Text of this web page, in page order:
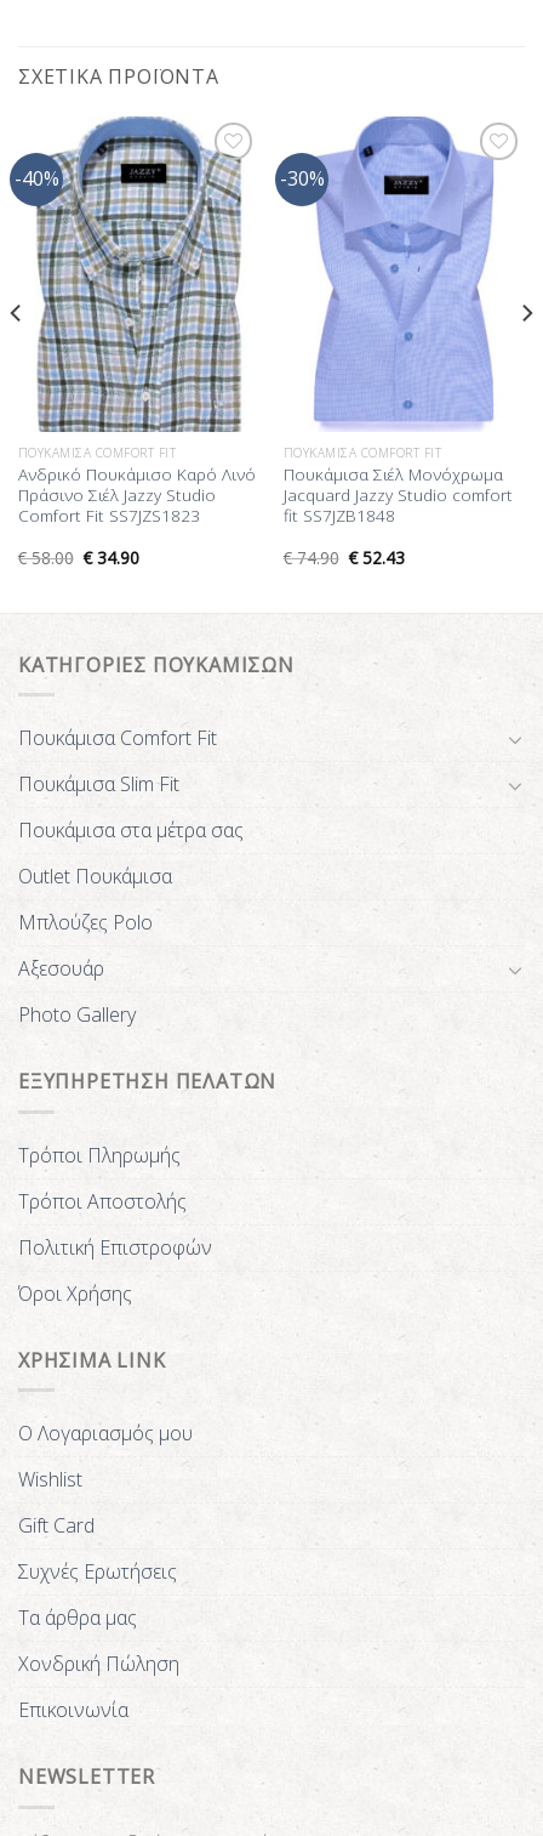
ΣΧΕΤΙΚΆ ΠΡΟΪΌΝΤΑ
-40%
Προσθήκη
στη Λίστα
Επιθυμίας
ΠΟΥΚΆΜΙΣΑ COMFORT FIT
Ανδρικό Πουκάμισο Καρό Λινό
Πράσινο Σιέλ Jazzy Studio
Comfort Fit SS7JZS1823
€58.00 €34.90
-30%
στη Λίστα
Επιθυμίας
ΠΟΥΚΆΜΙΣΑ COMFORT FIT
Πουκάμισα Σιέλ Μονόχρωμα
Jacquard Jazzy Studio comfort
fit SS7JZB1848
€74.90 €52.43
ΚΑΤΗΓΟΡΙΕΣ ΠΟΥΚΑΜΙΣΩΝ
Πουκάμισα Comfort Fit
Πουκάμισα Slim Fit
Πουκάμισα στα μέτρα σας
Outlet Πουκάμισα
Μπλούζες Polo
Αξεσουάρ
Photo Gallery
ΕΞΥΠΗΡΕΤΗΣΗ ΠΕΛΑΤΩΝ
Τρόποι Πληρωμής
Τρόποι Αποστολής
Πολιτική Επιστροφών
Όροι Χρήσης
ΧΡΗΣΙΜΑ LINK
Ο Λογαριασμός μου
Wishlist
Gift Card
Συχνές Ερωτήσεις
Τα άρθρα μας
Χονδρική Πώληση
Επικοινωνία
NEWSLETTER